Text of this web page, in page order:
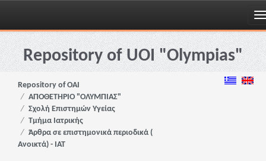
Skip
navigationRepository of UOI "Olympias"
Repository of OAI
ΑΠΟΘΕΤΗΡΙΟ "ΟΛΥΜΠΙΑΣ"
Σχολή Επιστημών Υγείας
Τμήμα Ιατρικής
Άρθρα σε επιστημονικά περιοδικά (
Ανοικτά) - ΙΑΤ